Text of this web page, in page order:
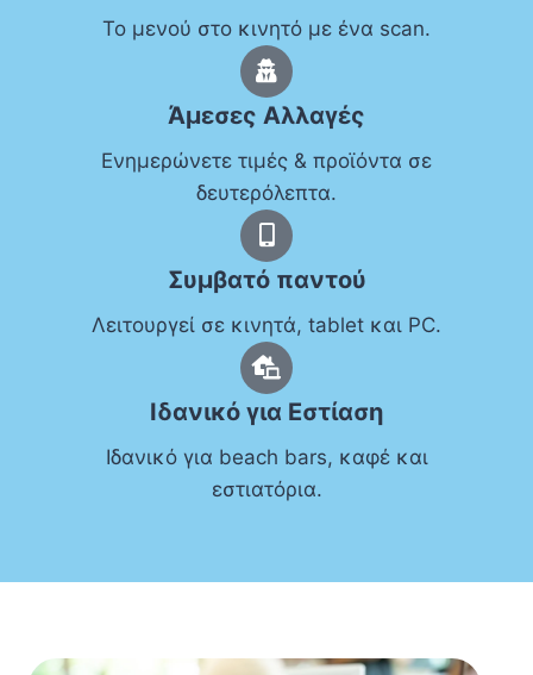
Η δροσιά του καλοκαιριού στο κινητό
σου – δες το μενού εύκολα και
απόλαυσε τη στιγμή!
Πακέτο Προσφοράς
Το μενού στο κινητό με ένα scan.
Άμεσες Αλλαγές
Ενημερώνετε τιμές & προϊόντα σε
δευτερόλεπτα.
Συμβατό παντού
Λειτουργεί σε κινητά, tablet και PC.
Ιδανικό για Εστίαση
Ιδανικό για beach bars, καφέ και
εστιατόρια.